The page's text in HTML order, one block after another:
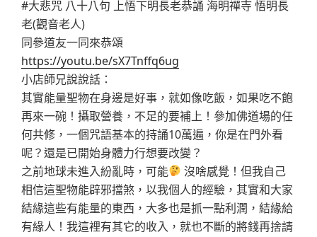
#大悲咒 八十八句 上悟下明長老恭誦 海明禪寺 悟明長
老(觀音老人)
同參道友一同來恭頌
https://youtu.be/sX7Tnffq6ug
小店師兄說說話：
其實能量聖物在身邊是好事，就如像吃飯，如果吃不飽
再來一碗！攝取營養，不足的要補上！參加佛道場的任
何共修，一個咒語基本的持誦10萬遍，你是在門外看
呢？還是已開始身體力行想要改變？
之前地球未進入紛亂時，可能
沒啥感覺！但我自己
相信這聖物能辟邪擋煞，以我個人的經驗，其實和大家
結緣這些有能量的東西，大多也是抓一點利潤，結緣給
有緣人！我這裡有其它的收入，就也不斷的將錢再捨請